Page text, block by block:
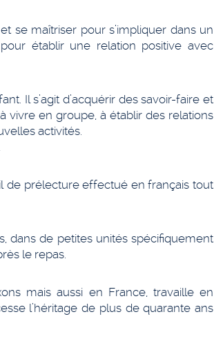
se maîtriser pour s’impliquer dans un
établir une relation positive avec
Il s’agit d’acquérir des savoir-faire et
vivre en groupe, à établir des relations
activités.
de prélecture effectué en français tout
dans de petites unités spécifiquement
le repas.
mais aussi en France, travaille en
l’héritage de plus de quarante ans